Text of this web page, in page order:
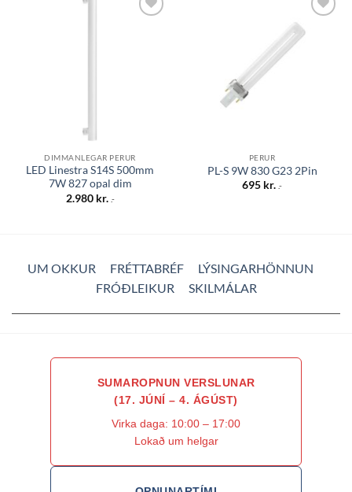
DIMMANLEGAR PERUR
LED Linestra S14S 500mm
7W 827 opal dim
2.980 kr. .-
Bæta á
óskalista
PERUR
PL-S 9W 830 G23 2Pin
695 kr. .-
UM OKKUR FRÉTTABRÉF
LÝSINGARHÖNNUN
FRÓÐLEIKUR
SKILMÁLAR
SUMAROPNUN VERSLUNAR
(17. JÚNÍ – 4. ÁGÚST)
Virka daga: 10:00 – 17:00
Lokað um helgar